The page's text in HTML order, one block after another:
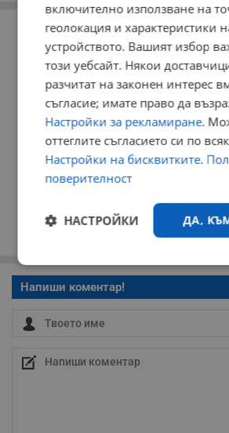
РЕКЛАМА
Напиши коментар!
включително използване на
геолокация и характеристики
устройството. Вашият избор
този уебсайт. Някои
разчитат на законен интерес
съгласие; имате право да
Настройки за рекламиране.
оттеглите съгласието си по
Настройки на бисквитките.
поверителност
ДА,
НАСТРОЙКИ
Строго
необходимо